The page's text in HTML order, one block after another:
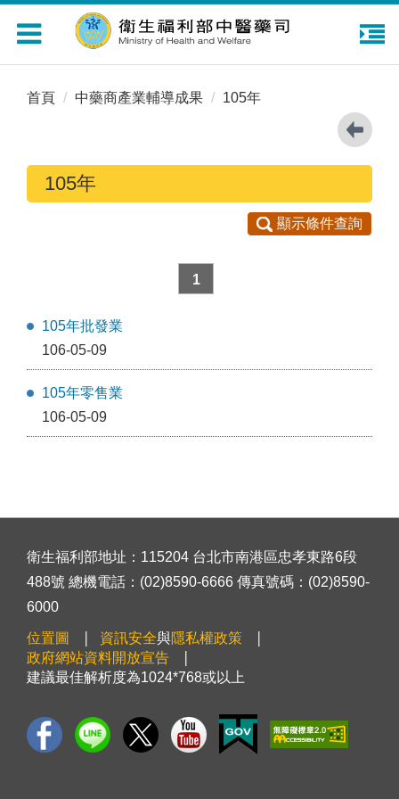
Toggle
navigation
首頁 中藥商產業輔導成果 105年
105年
顯示條件查詢
1
105年批發業
106-05-09
105年零售業
106-05-09
衛生福利部地址：115204 台北市南港區忠孝東路6段
488號 總機電話：(02)8590-6666 傳真號碼：(02)8590-
6000
位置圖 資訊安全與隱私權政策
政府網站資料開放宣告
建議最佳解析度為1024*768或以上